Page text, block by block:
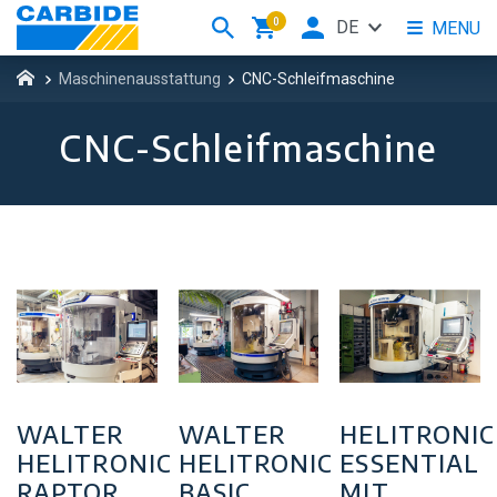
Maschinenausstattung CNC-Schleifmaschine
CNC-Schleifmaschine
WALTER
HELITRONIC
WALTER
HELITRONIC
HELITRONIC
ESSENTIAL
0 MENU
DE